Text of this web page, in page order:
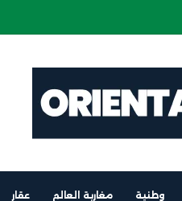
والناظور
وطنية مغاربة العالم عقار